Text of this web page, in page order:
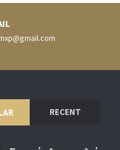
RECENT